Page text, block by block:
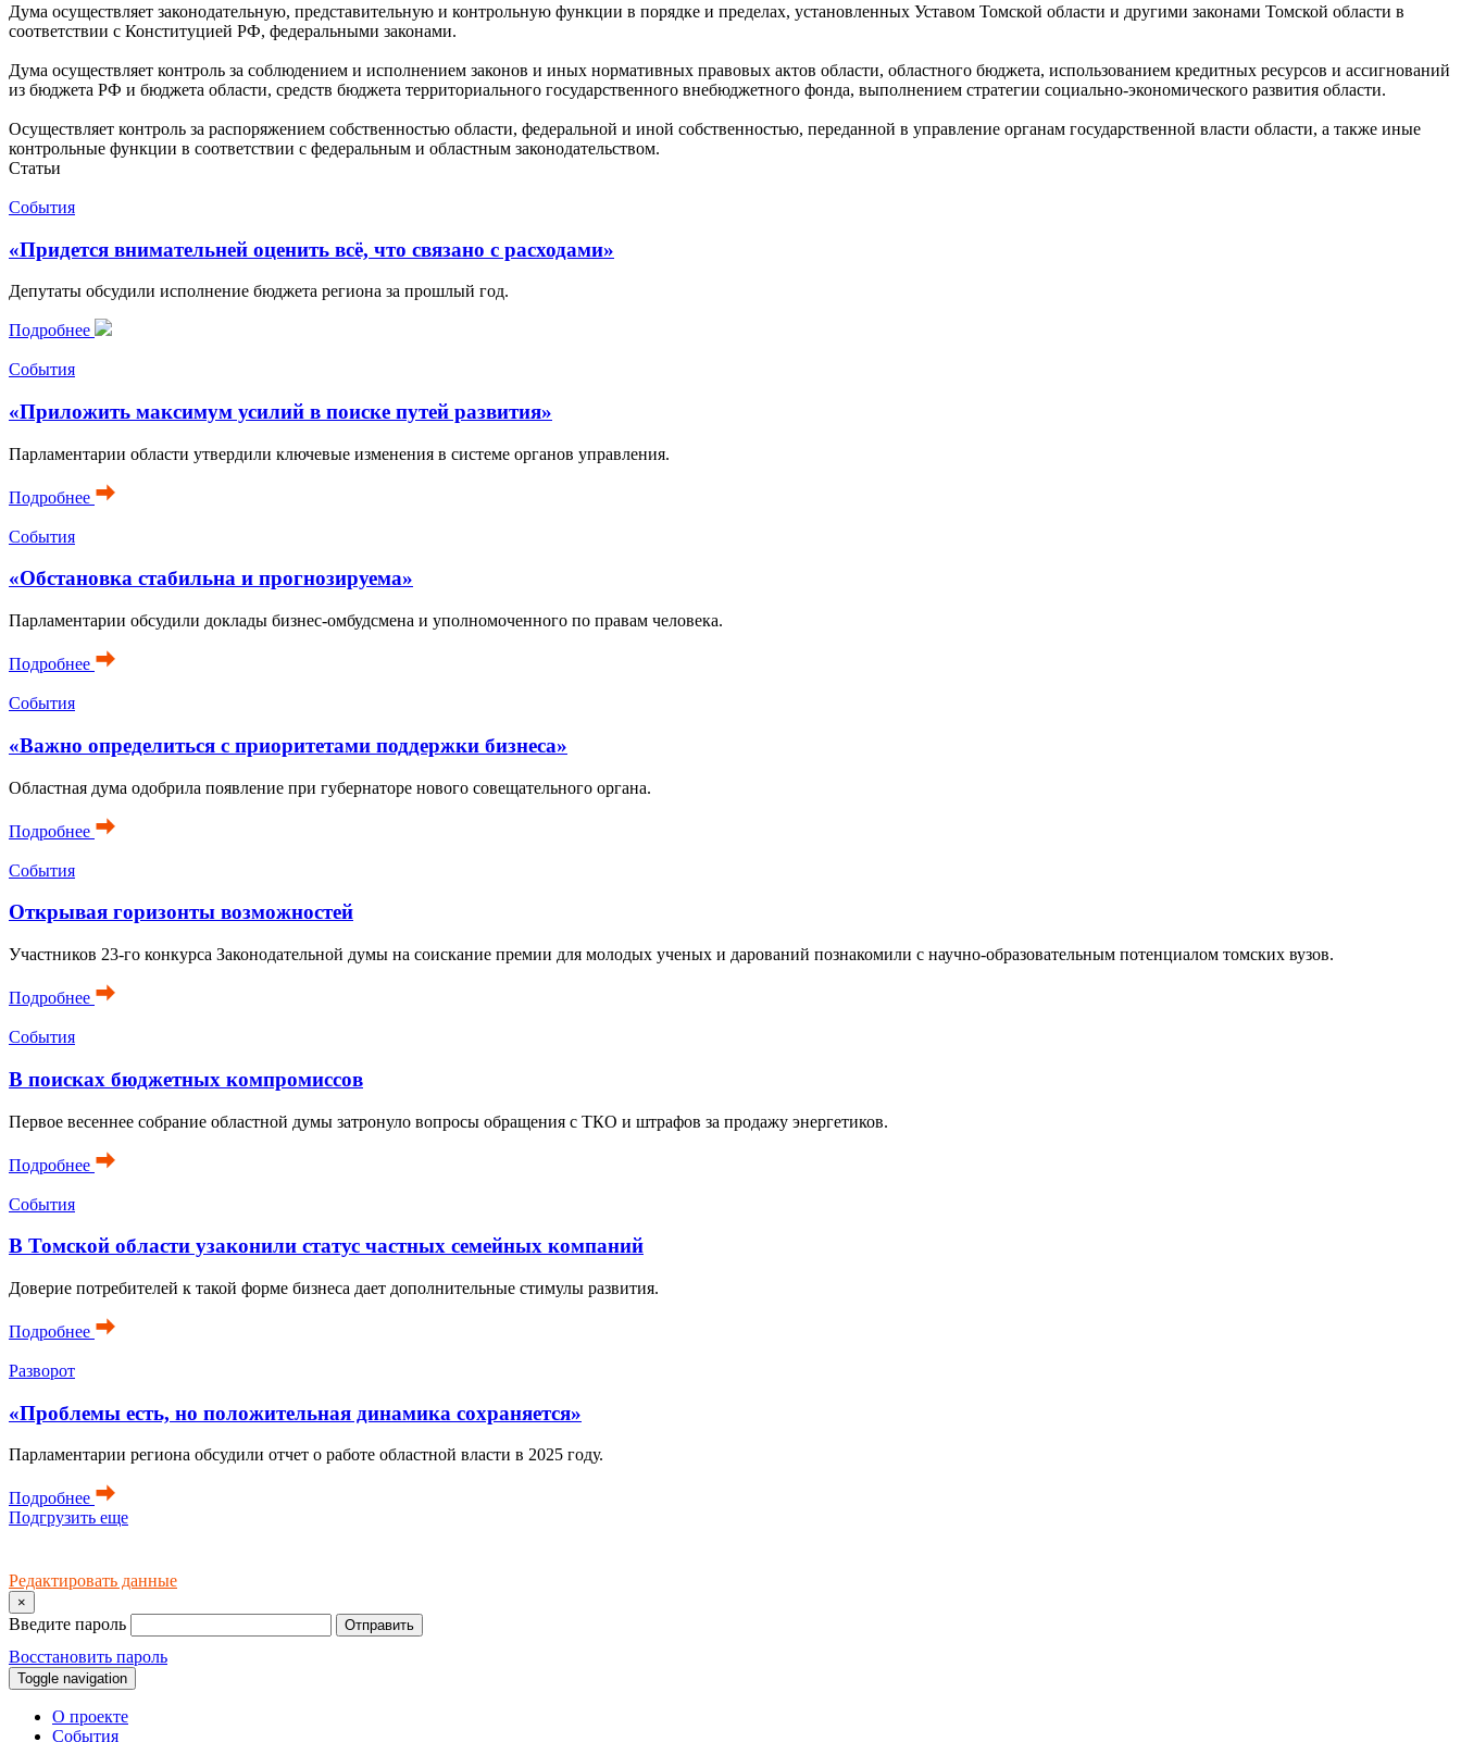
Дума осуществляет законодательную, представительную и контрольную функции в порядке и пределах, установленных Уставом Томской области и другими законами Томской области в
соответствии с Конституцией РФ, федеральными законами.
Дума осуществляет контроль за соблюдением и исполнением законов и иных нормативных правовых актов области, областного бюджета, использованием кредитных ресурсов и ассигнований
из бюджета РФ и бюджета области, средств бюджета территориального государственного внебюджетного фонда, выполнением стратегии социально-экономического развития области.
Осуществляет контроль за распоряжением собственностью области, федеральной и иной собственностью, переданной в управление органам государственной власти области, а также иные
контрольные функции в соответствии с федеральным и областным законодательством.
Статьи
События
«Придется внимательней оценить всё, что связано с расходами»
Депутаты обсудили исполнение бюджета региона за прошлый год.
Подробнее
События
«Приложить максимум усилий в поиске путей развития»
Парламентарии области утвердили ключевые изменения в системе органов управления.
Подробнее
События
«Обстановка стабильна и прогнозируема»
Парламентарии обсудили доклады бизнес-омбудсмена и уполномоченного по правам человека.
Подробнее
События
«Важно определиться с приоритетами поддержки бизнеса»
Областная дума одобрила появление при губернаторе нового совещательного органа.
Подробнее
События
Открывая горизонты возможностей
Участников 23-го конкурса Законодательной думы на соискание премии для молодых ученых и дарований познакомили с научно-образовательным потенциалом томских вузов.
Подробнее
События
В поисках бюджетных компромиссов
Первое весеннее собрание областной думы затронуло вопросы обращения с ТКО и штрафов за продажу энергетиков.
Подробнее
События
В Томской области узаконили статус частных семейных компаний
Доверие потребителей к такой форме бизнеса дает дополнительные стимулы развития.
Подробнее
Разворот
«Проблемы есть, но положительная динамика сохраняется»
Парламентарии региона обсудили отчет о работе областной власти в 2025 году.
Подробнее
Подгрузить еще
Редактировать данные
×
Введите пароль Отправить
Восстановить пароль
Toggle navigation
О проекте
События